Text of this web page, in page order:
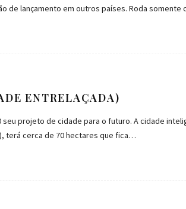
de lançamento em outros países. Roda
ENTRELAÇADA)
seu projeto de cidade para o futuro. A cidade
terá cerca de 70 hectares que fica…